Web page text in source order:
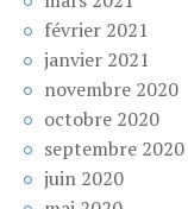
février 2021
janvier 2021
novembre 2020
octobre 2020
septembre 2020
juin 2020